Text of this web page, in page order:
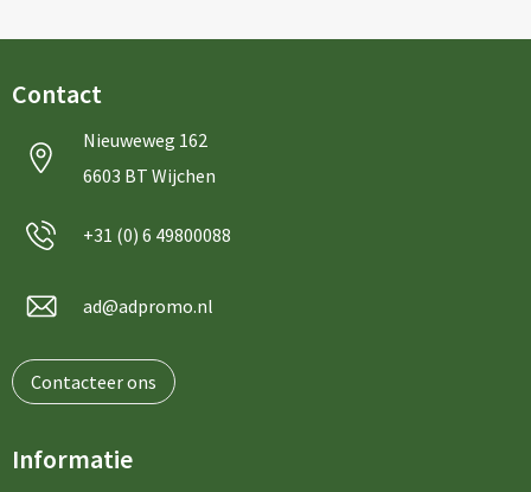
Contact
Nieuweweg 162
6603 BT Wijchen
+31 (0) 6 49800088
ad@adpromo.nl
Contacteer ons
Informatie